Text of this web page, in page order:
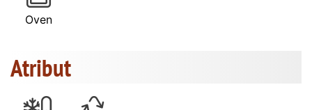
Oven
Atribut